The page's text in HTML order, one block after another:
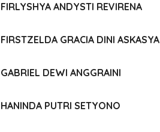
FIRLYSHYA ANDYSTI REVIRENA
FIRSTZELDA GRACIA DINI ASKASYA
GABRIEL DEWI ANGGRAINI
HANINDA PUTRI SETYONO